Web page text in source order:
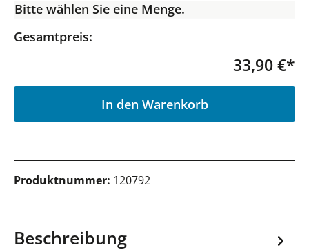
Bitte wählen Sie eine Menge.
Gesamtpreis:
33,90 €*
In den Warenkorb
Produktnummer: 120792
Beschreibung